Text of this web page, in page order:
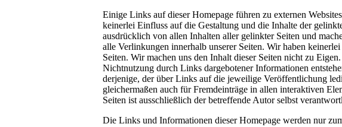
Einige Links auf dieser Homepage führen zu externen
keinerlei Einfluss auf die Gestaltung und die Inhalte der
ausdrücklich von allen Inhalten aller gelinkter Seiten und
alle Verlinkungen innerhalb unserer Seiten. Wir haben
Seiten. Wir machen uns den Inhalt dieser Seiten nicht zu
Nichtnutzung durch Links dargebotener Informationen
derjenige, der über Links auf die jeweilige Veröffentlichung
gleichermaßen auch für Fremdeinträge in allen interaktiven
Seiten ist ausschließlich der betreffende Autor selbst
Die Links und Informationen dieser Homepage werden nur